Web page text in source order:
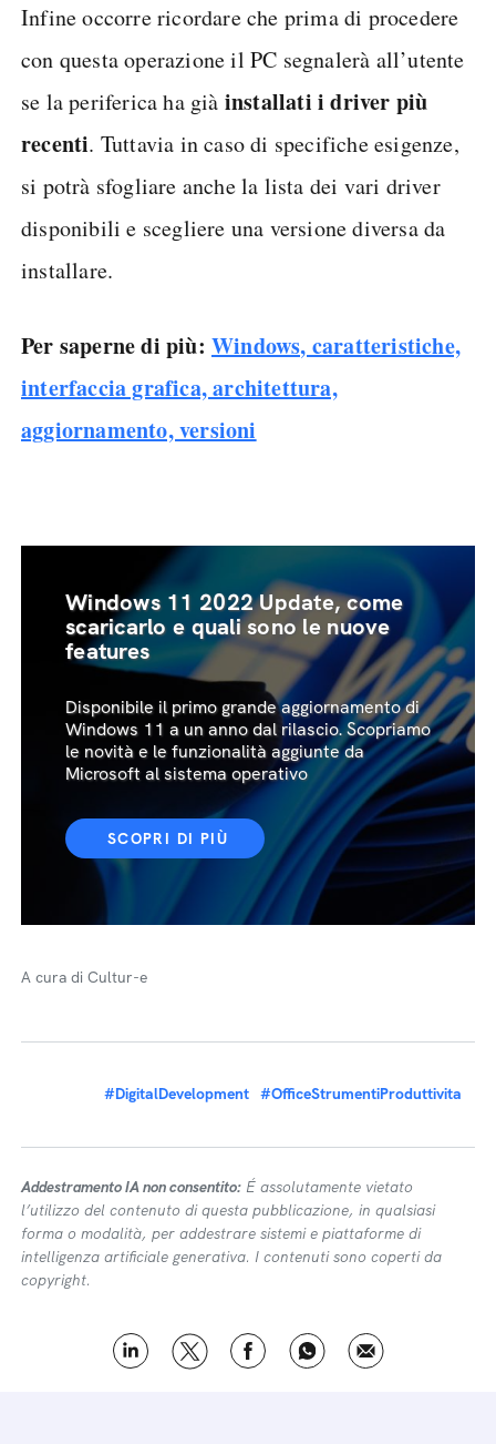
Infine occorre ricordare che prima di procedere
con questa operazione il PC segnalerà all’utente
se la periferica ha già installati i driver più
recenti. Tuttavia in caso di specifiche esigenze,
si potrà sfogliare anche la lista dei vari driver
disponibili e scegliere una versione diversa da
installare.
Per saperne di più: Windows, caratteristiche,
interfaccia grafica, architettura,
aggiornamento, versioni
Windows 11 2022 Update, come
scaricarlo e quali sono le nuove
features
Disponibile il primo grande aggiornamento di
Windows 11 a un anno dal rilascio. Scopriamo
le novità e le funzionalità aggiunte da
Microsoft al sistema operativo
SCOPRI DI PIÙ
A cura di Cultur-e
#DigitalDevelopment #OfficeStrumentiProduttivita
Addestramento IA non consentito: É assolutamente vietato
l’utilizzo del contenuto di questa pubblicazione, in qualsiasi
forma o modalità, per addestrare sistemi e piattaforme di
intelligenza artificiale generativa. I contenuti sono coperti da
copyright.